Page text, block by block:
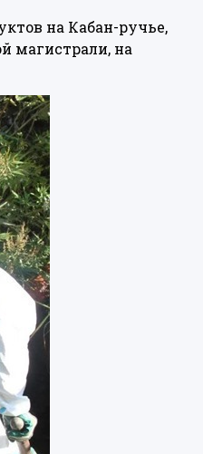
на Кабан-ручье,
магистрали, на